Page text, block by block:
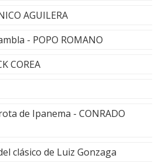
AGUILERA
- POPO ROMANO
COREA
de Ipanema - CONRADO
clásico de Luiz Gonzaga